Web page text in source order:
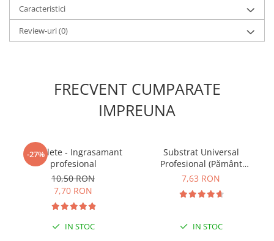
Caracteristici
Review-uri(0)
FRECVENT CUMPARATE
IMPREUNA
-27%
5 Tablete - Ingrasamant
profesional
10,50 RON
7,70 RON
IN STOC
Substrat Universal
Profesional (Pământ
Premium) - 5 L
7,63 RON
IN STOC